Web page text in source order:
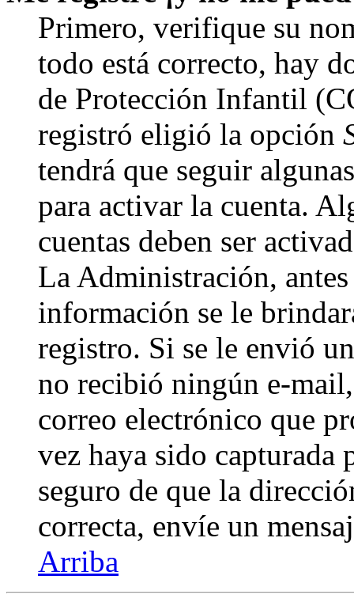
Primero, verifique su
todo está correcto, hay
de Protección Infantil
registró eligió la opción
tendrá que seguir
para activar la cuenta.
cuentas deben ser
La Administración,
información se le
registro. Si se le envió
no recibió ningún e-
correo electrónico que
vez haya sido capturada
seguro de que la
correcta, envíe un
Arriba